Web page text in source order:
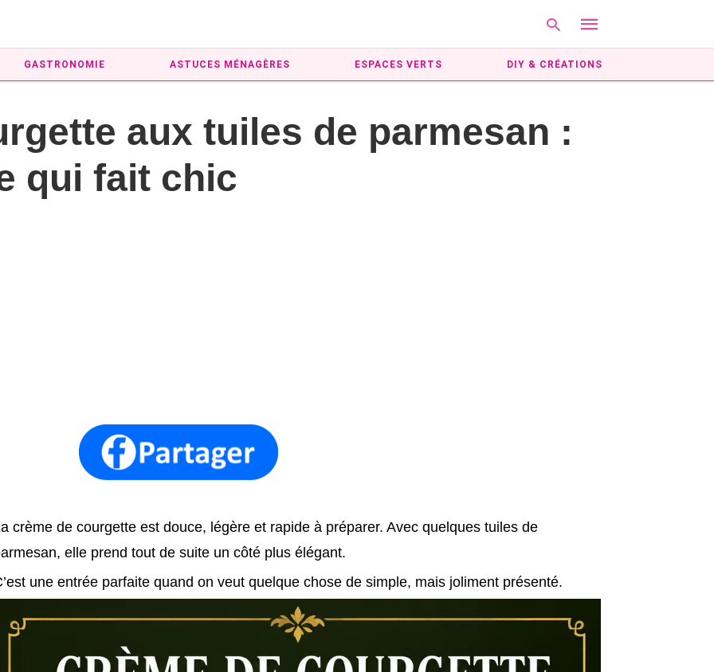
GASTRONOMIE ASTUCES MÉNAGÈRES ESPACES VERTS DIY & CRÉATIONS
aux tuiles de parmesan :
qui fait chic
crème de courgette est douce, légère et rapide à préparer. Avec quelques tuiles de
elle prend tout de suite un côté plus élégant.
une entrée parfaite quand on veut quelque chose de simple, mais joliment présenté.